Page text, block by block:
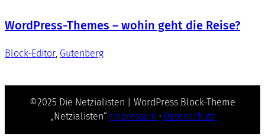
WordPress-Themes – wohin geht die Reise?
Block-Editor, Gutenberg
©2025 Die Netzialisten | WordPress Block-Theme
„Netzialisten“ Impressum · Datenschutz